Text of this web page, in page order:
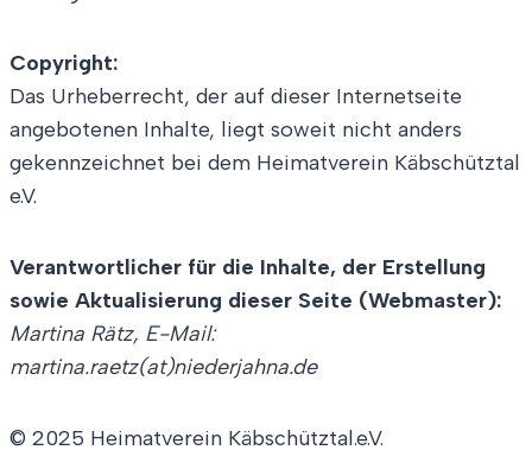
Copyright:
Das Urheberrecht, der auf dieser Internetseite
angebotenen Inhalte, liegt soweit nicht anders
gekennzeichnet bei dem Heimatverein Käbschütztal
e.V.
Verantwortlicher für die Inhalte, der Erstellung
sowie Aktualisierung dieser Seite (Webmaster):
Martina Rätz, E-Mail:
martina.raetz(at)niederjahna.de
© 2025 Heimatverein Käbschütztal.e.V.